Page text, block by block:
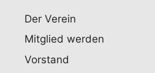
Der Verein
Mitglied werden
Vorstand